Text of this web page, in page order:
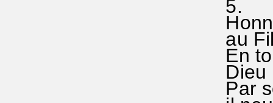
5.
au
En
Dieu
Par